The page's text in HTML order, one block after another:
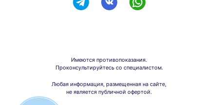
Имеются противопоказания.
Проконсультируйтесь со специалистом.
Любая информация, размещенная на сайте,
не является публичной офертой.